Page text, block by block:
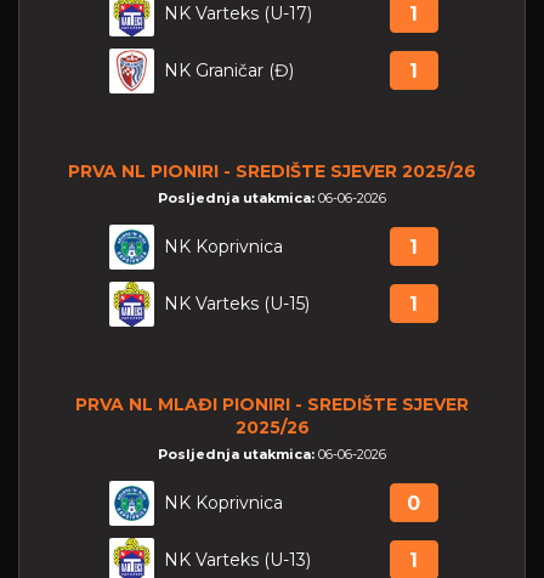
NK Varteks (U-17) 1
NK Graničar (Đ) 1
PRVA NL PIONIRI - SREDIŠTE SJEVER 2025/26
Posljednja utakmica: 06-06-2026
NK Koprivnica 1
NK Varteks (U-15) 1
PRVA NL MLAĐI PIONIRI - SREDIŠTE SJEVER
2025/26
Posljednja utakmica: 06-06-2026
NK Koprivnica 0
NK Varteks (U-13) 1